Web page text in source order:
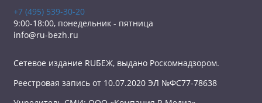
+7 (495) 539-30-20
9:00-18:00, понедельник - пятница
info@ru-bezh.ru
Сетевое издание RUБЕЖ, выдано Роскомнадзором.
Реестровая запись от 10.07.2020 ЭЛ №ФС77-78638